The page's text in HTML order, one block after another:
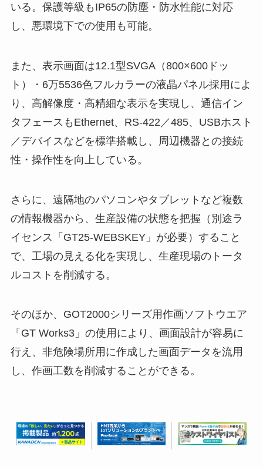
いる。保護等級もIP65の防塵・防水性能に対応
し、悪環境下での使用も可能。
また、表示画面は12.1型SVGA（800×600ドッ
ト）・6万5536色フルカラーの液晶パネル採用によ
り、高解像度・高精細な表示を実現し、通信イン
タフェースもEthernet、RS-422／485、USBホスト
／デバイスなどを標準搭載し、周辺機器との接続
性・操作性を向上している。
さらに、遠隔地のパソコンやタブレットなど複数
の情報機器から、生産設備の状態を把握（別途ラ
イセンス「GT25-WEBSKEY」が必要）すること
で、工場の見える化を実現し、生産現場のトータ
ルコストを削減する。
そのほか、GOT2000シリーズ用作画ソフトウエア
「GT Works3」の使用により、画面設計が容易に
行え、非危険場所用に作成した画面データを流用
し、作画工数を削減することができる。